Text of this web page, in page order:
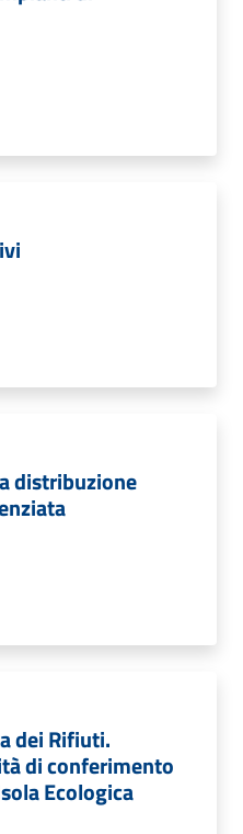
distribuzione
dei Rifiuti.
di conferimento
Ecologica